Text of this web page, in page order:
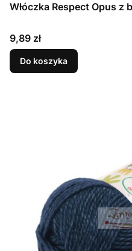
Włóczka Respect Opus z
Cena
9,89 zł
Do koszyka